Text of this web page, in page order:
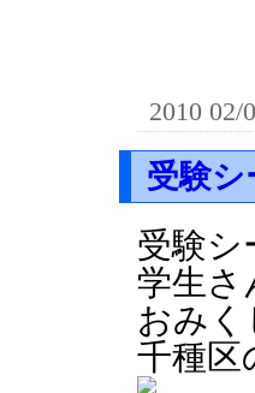
2010 02/
受験シ
受験シ
学生さ
おみ
千種区